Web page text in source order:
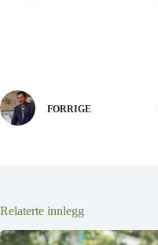
FORRIGE
Relaterte innlegg